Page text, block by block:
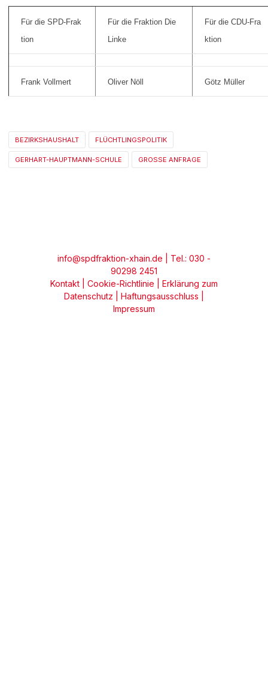
Für die SPD-Frak
tion
Für die Fraktion Die
Linke
Für die CDU-Fra
ktion
Frank Vollmert Oliver Nöll Götz Müller
BEZIRKSHAUSHALT FLÜCHTLINGSPOLITIK
GERHART-HAUPTMANN-SCHULE GROSSE ANFRAGE
info@spdfraktion-xhain.de | Tel.: 030 -
90298 2451
Kontakt
Cookie-Richtlinie
Erklärung zum
Datenschutz
Haftungsausschluss
Impressum